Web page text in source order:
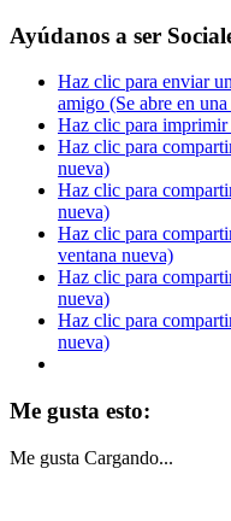
Ayúdanos a ser
Haz clic para enviar
amigo (Se abre en
Haz clic para imprimir
Haz clic para
nueva)
Haz clic para
nueva)
Haz clic para
ventana nueva)
Haz clic para
nueva)
Haz clic para
nueva)
Me gusta esto:
Me gusta Cargando...